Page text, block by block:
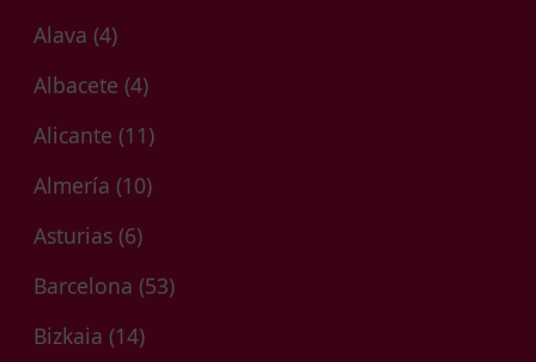
Alava (4)
Albacete (4)
Alicante (11)
Almería (10)
Asturias (6)
Barcelona (53)
Bizkaia (14)